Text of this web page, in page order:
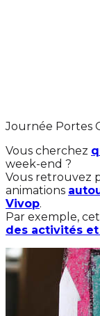
Journée Portes
Vous cherchez
week-end ?
Vous retrouvez
animations
Vivop.
Par exemple,
des activités